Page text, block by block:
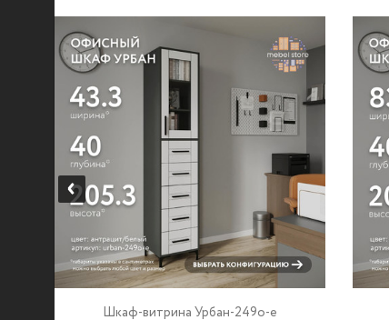
Шкаф-витрина Урбан-249o-e